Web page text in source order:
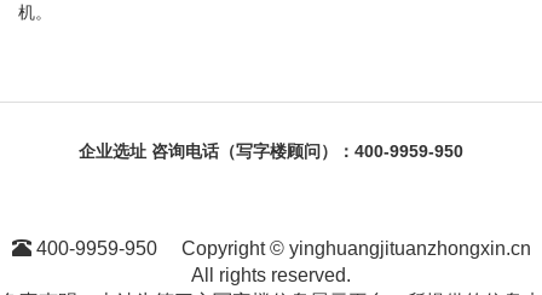
机。
企业选址 咨询电话（写字楼顾问）：400-9959-950
400-9959-950
Copyright © yinghuangjituanzhongxin.cn
All rights reserved.